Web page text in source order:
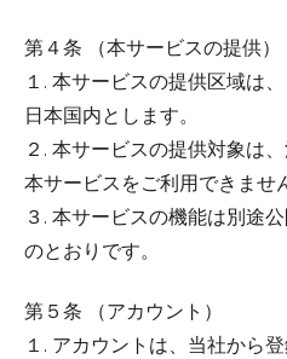
第４条 （本サービスの提供）
１. 本サービスの提供区域は
日本国内とします。
２. 本サービスの提供対象は
本サービスをご利用できませ
３. 本サービスの機能は別途
のとおりです。
第５条 （アカウント）
１. アカウントは、当社から